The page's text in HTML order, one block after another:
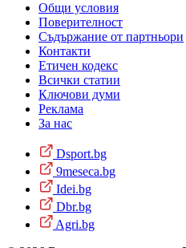
Общи условия
Поверителност
Съдържание от партньори
Контакти
Етичен кодекс
Всички статии
Ключови думи
Реклама
За нас
Dsport.bg
9meseca.bg
Idei.bg
Dbr.bg
Agri.bg